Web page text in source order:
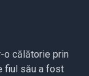
o călătorie prin
fiul său a fost